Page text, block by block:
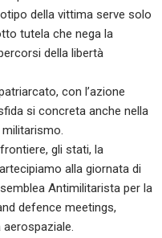
della vittima serve solo
tutela che nega la
della libertà
con l’azione
si concreta anche nella
gli stati, la
alla giornata di
Antimilitarista per la
defence meetings,